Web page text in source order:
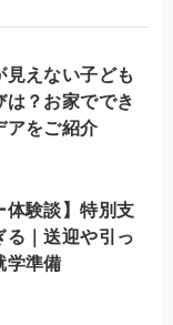
見えない子ども
は？お家ででき
アをご紹介
体験談】特別支
る｜送迎や引っ
学準備